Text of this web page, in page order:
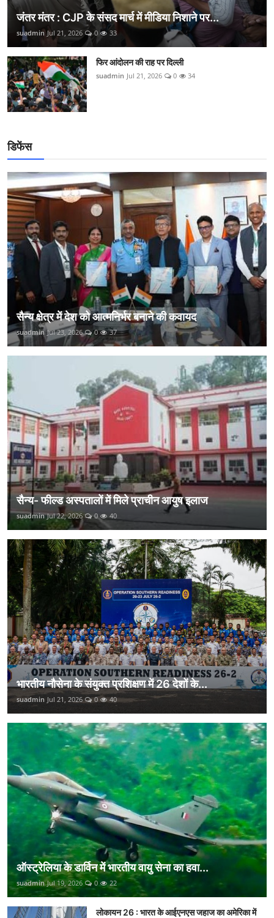
जंतर मंतर : CJP के संसद मार्च में मीडिया निशाने पर...
suadmin Jul 21, 2026 0 33
फिर आंदोलन की राह पर दिल्ली
suadmin Jul 21, 2026 0 34
डिफेंस
सैन्य क्षेत्र में देश को आत्मनिर्भर बनाने की कवायद
suadmin Jul 23, 2026 0 37
सैन्य- फील्ड अस्पतालों में मिले प्राचीन आयुष इलाज
suadmin Jul 22, 2026 0 40
भारतीय नौसेना के संयुक्त प्रशिक्षण में 26 देशों के...
suadmin Jul 21, 2026 0 40
ऑस्ट्रेलिया के डार्विन में भारतीय वायु सेना का हवा...
suadmin Jul 19, 2026 0 22
लोकायन 26 : भारत के आईएनएस जहाज का अमेरिका में